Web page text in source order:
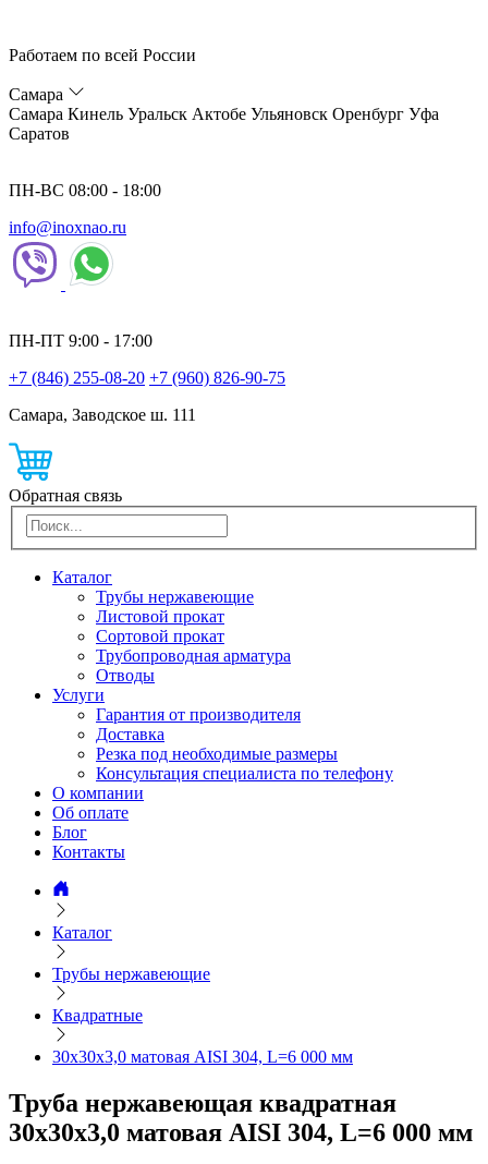
Работаем по всей России
Самара
Самара Кинель Уральск Актобе Ульяновск Оренбург Уфа
Саратов
ПН-ВС 08:00 - 18:00
info@inoxnao.ru
ПН-ПТ 9:00 - 17:00
+7 (846) 255-08-20 +7 (960) 826-90-75
Самара, Заводское ш. 111
Обратная связь
Каталог
Трубы нержавеющие
Листовой прокат
Сортовой прокат
Трубопроводная арматура
Отводы
Услуги
Гарантия от производителя
Доставка
Резка под необходимые размеры
Консультация специалиста по телефону
О компании
Об оплате
Блог
Контакты
Каталог
Трубы нержавеющие
Квадратные
30х30х3,0 матовая AISI 304, L=6 000 мм
Труба нержавеющая квадратная
30х30х3,0 матовая AISI 304, L=6 000 мм